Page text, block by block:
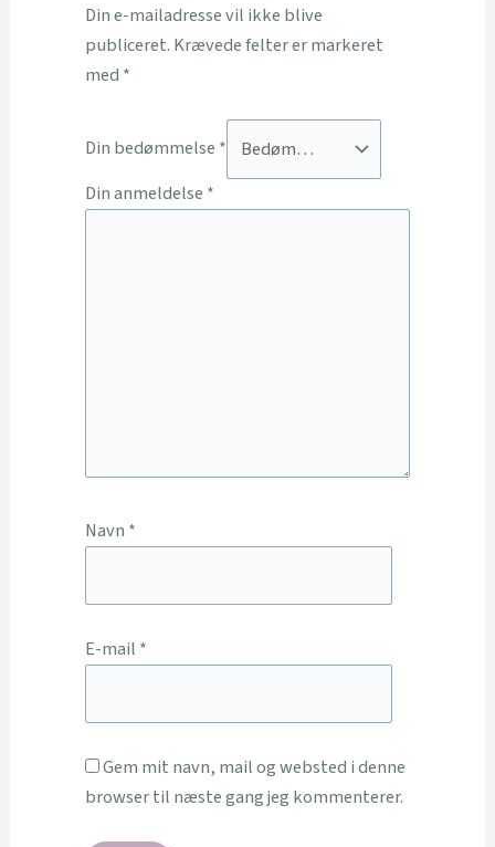
Din e-mailadresse vil ikke blive
publiceret. Krævede felter er markeret
med *
Din bedømmelse *
Din anmeldelse *
Navn *
E-mail *
Gem mit navn, mail og websted i denne
browser til næste gang jeg kommenterer.